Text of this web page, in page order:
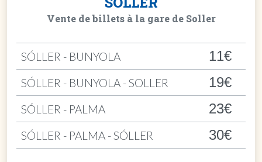
Vente de billets à la gare de Soller
SÓLLER - BUNYOLA 11€
SÓLLER - BUNYOLA - SOLLER 19€
SÓLLER - PALMA 23€
SÓLLER - PALMA - SÓLLER 30€